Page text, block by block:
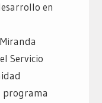
en
Servicio
programa